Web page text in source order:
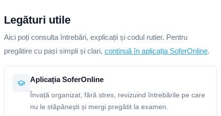
Legături utile
Aici poți consulta întrebări, explicații și codul rutier. Pentru
pregătire cu pași simpli și clari, continuă în aplicația SoferOnline.
Aplicația SoferOnline
Învață organizat, fără stres, revizuind întrebările pe care
nu le stăpânești și mergi pregătit la examen.